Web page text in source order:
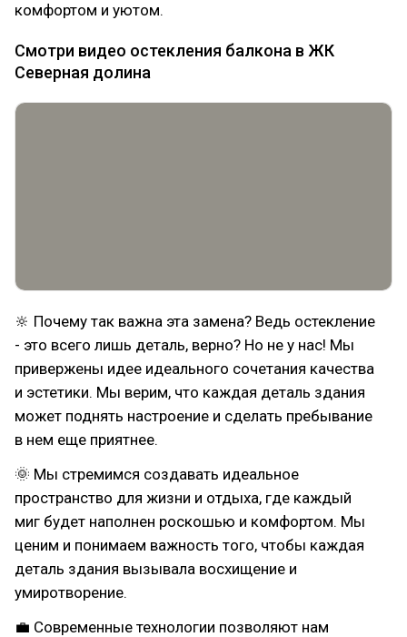
комфортом и уютом.
Смотри видео остекления балкона в ЖК
Северная долина
🔆 Почему так важна эта замена? Ведь остекление
- это всего лишь деталь, верно? Но не у нас! Мы
привержены идее идеального сочетания качества
и эстетики. Мы верим, что каждая деталь здания
может поднять настроение и сделать пребывание
в нем еще приятнее.
🌞 Мы стремимся создавать идеальное
пространство для жизни и отдыха, где каждый
миг будет наполнен роскошью и комфортом. Мы
ценим и понимаем важность того, чтобы каждая
деталь здания вызывала восхищение и
умиротворение.
💼 Современные технологии позволяют нам